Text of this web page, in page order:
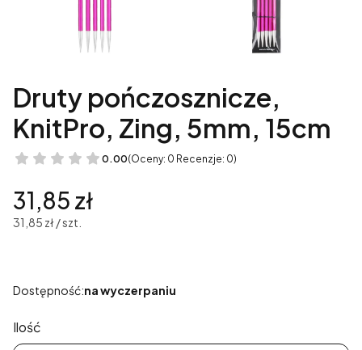
Druty pończosznicze,
KnitPro, Zing, 5mm, 15cm
0.00(Oceny: 0 Recenzje: 0)
Cena
31,85 zł
31,85 zł / szt.
Dostępność:na wyczerpaniu
Ilość